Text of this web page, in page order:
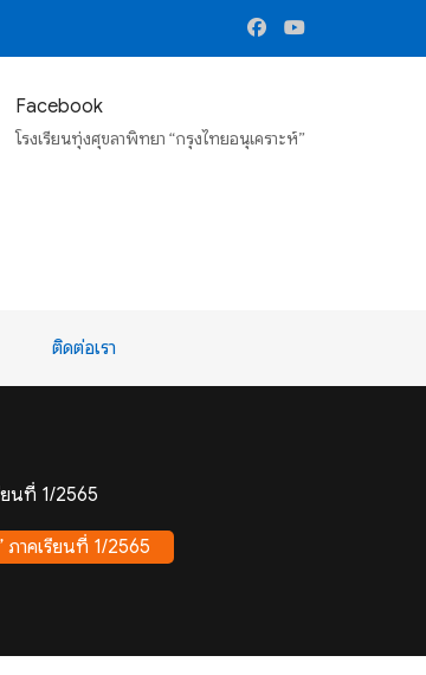
Facebook
โรงเรียนทุ่งศุขลาพิทยา “กรุงไทยอนุเคราะห์”
ติดต่อเรา
ยนที่ 1/2565
ภาคเรียนที่ 1/2565